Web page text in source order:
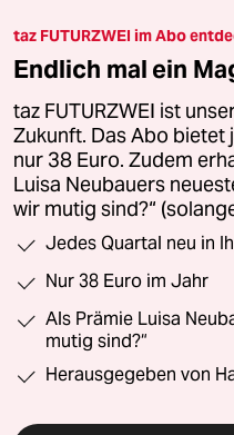
taz FUTURZWEI im Abo
Endlich mal ein
taz FUTURZWEI ist
Zukunft. Das Abo
nur 38 Euro. Zudem
Luisa Neubauers
wir mutig sind?“
Jedes Quartal neu in
Nur 38 Euro im Jahr
Als Prämie Luisa
mutig sind?“
Herausgegeben von